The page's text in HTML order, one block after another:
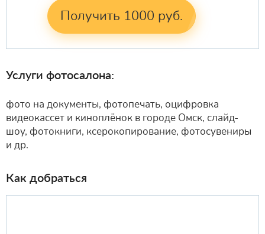
Услуги фотосалона:
фото на документы, фотопечать, оцифровка
видеокассет и киноплёнок в городе Омск, слайд-
шоу, фотокниги, ксерокопирование, фотосувениры
и др.
Как добраться
Получить 1000 руб.